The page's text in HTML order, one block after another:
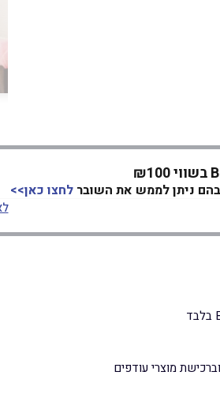
לחצו כאן>>
מוצרי עודפים